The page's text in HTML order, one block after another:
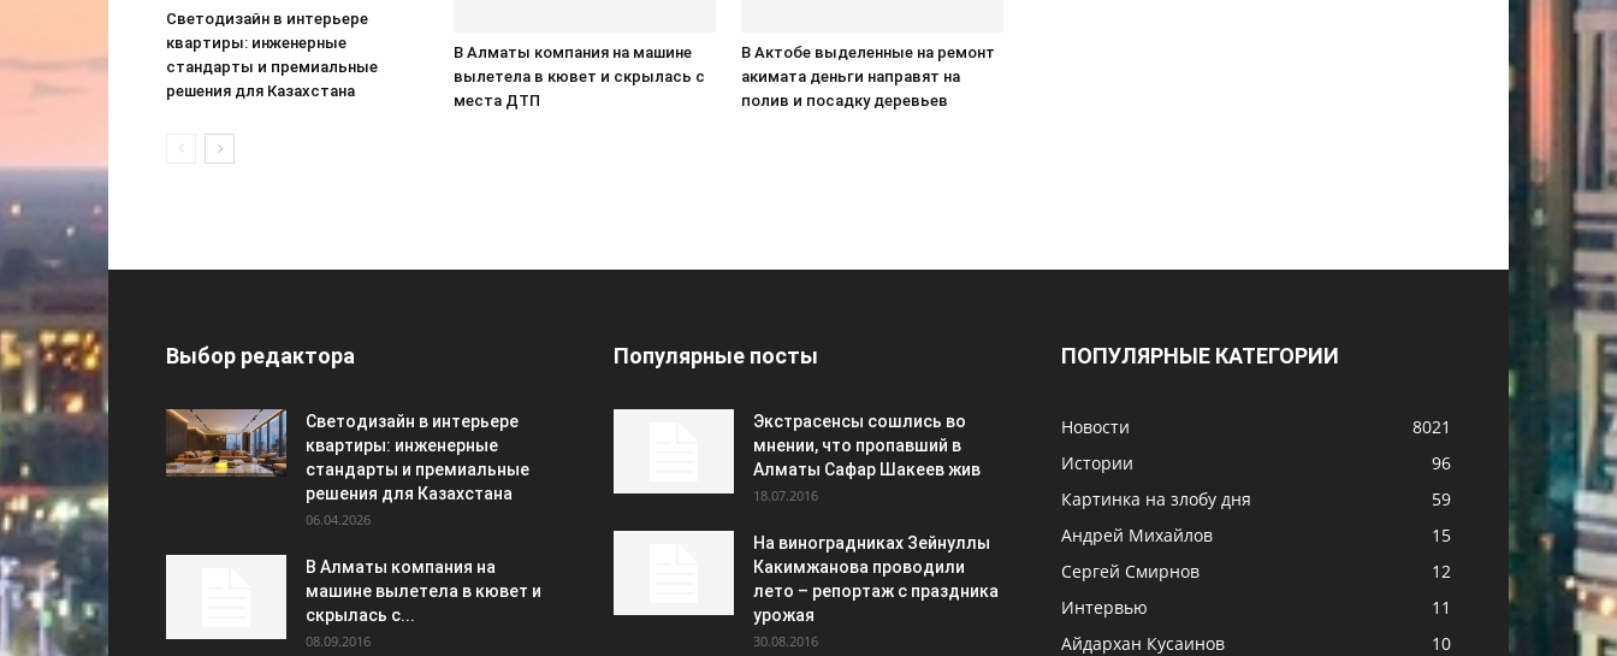
Светодизайн в интерьере
квартиры: инженерные
стандарты и премиальные
решения для Казахстана
В Алматы компания на машине
вылетела в кювет и скрылась с
места ДТП
В Актобе выделенные на ремонт
акимата деньги направят на
полив и посадку деревьев
Выбор редактора
Светодизайн в интерьере
квартиры: инженерные
стандарты и премиальные
решения для Казахстана
06.04.2026
В Алматы компания на
машине вылетела в кювет и
скрылась с...
08.09.2016
Популярные посты
Экстрасенсы сошлись во
мнении, что пропавший в
Алматы Сафар Шакеев жив
18.07.2016
На виноградниках Зейнуллы
Какимжанова проводили
лето – репортаж с праздника
урожая
30.08.2016
ПОПУЛЯРНЫЕ КАТЕГОРИИ
Новости
8021
Истории
96
Картинка на злобу дня
59
Андрей Михайлов
15
Сергей Смирнов
12
Интервью
11
Айдархан Кусаинов
10